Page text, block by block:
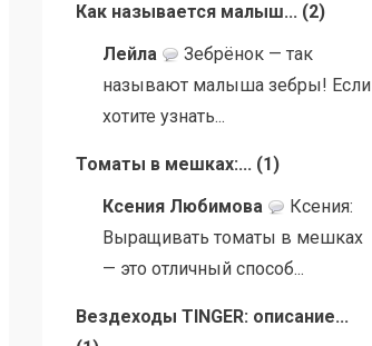
Как называется малыш... (2)
Лейла
Зебрёнок — так
называют малыша зебры! Если
хотите узнать...
Томаты в мешках:... (1)
Ксения Любимова
Ксения:
Выращивать томаты в мешках
— это отличный способ...
Вездеходы TINGER: описание...